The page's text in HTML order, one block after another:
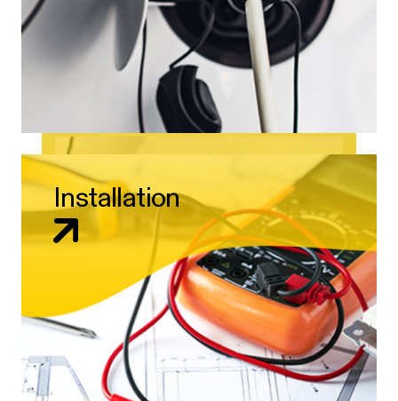
Installation